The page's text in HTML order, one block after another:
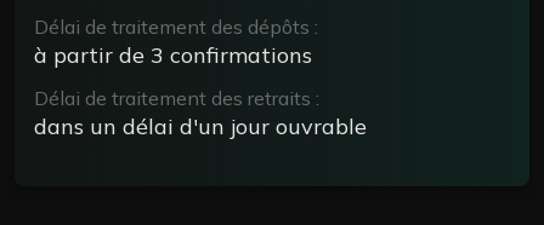
Délai de traitement des dépôts :
à partir de 3 confirmations
Délai de traitement des retraits :
dans un délai d'un jour ouvrable